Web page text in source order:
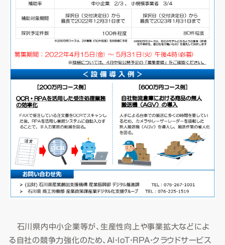
石川県内中小企業等が、生産性向上や事業拡大などによ
る自社の競争力強化のため、AI・IoT・RPA・クラウドサービス